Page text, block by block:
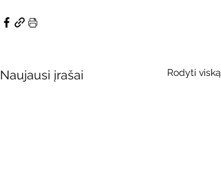
Naujausi įrašai Rodyti viską